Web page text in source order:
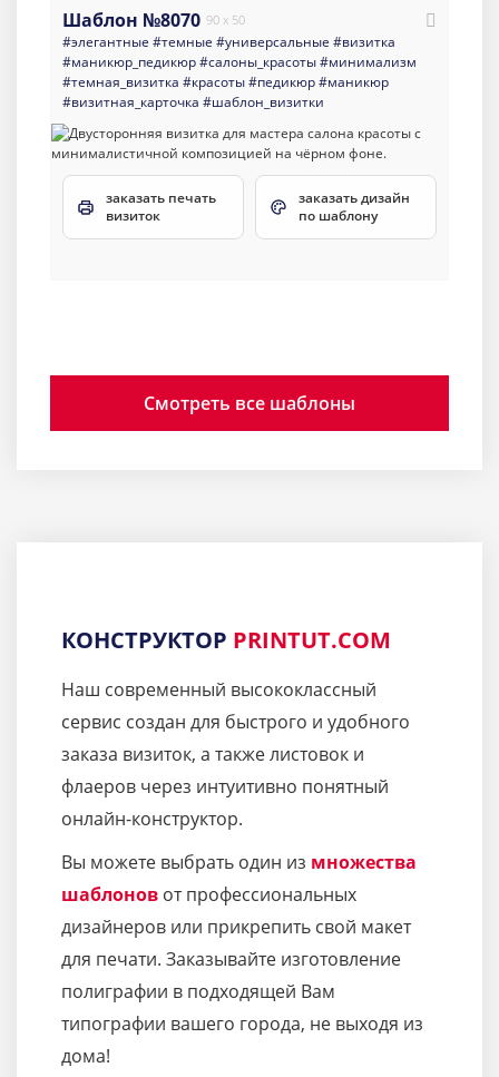
Шаблон №8070 90 x 50
#элегантные #темные #универсальные #визитка
#маникюр_педикюр#салоны_красоты#минимализм
#темная_визитка #красоты#педикюр#маникюр
#визитная_карточка #шаблон_визитки
заказать печать
визиток
заказать дизайн
по шаблону
Смотреть все шаблоны
КОНСТРУКТОР PRINTUT.COM
Наш современный высококлассный
сервис создан для быстрого и удобного
заказа визиток, а также листовок и
флаеров через интуитивно понятный
онлайн-конструктор.
Вы можете выбрать один из множества
шаблонов от профессиональных
дизайнеров или прикрепить свой макет
для печати. Заказывайте изготовление
полиграфии в подходящей Вам
типографии вашего города, не выходя из
дома!